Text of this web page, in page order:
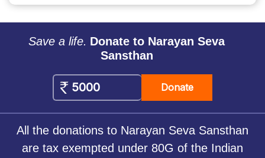
Save a life. Donate to Narayan Seva
Sansthan
Donate
All the donations to Narayan Seva Sansthan
are tax exempted under 80G of the Indian